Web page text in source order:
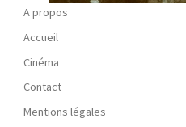
A propos
Accueil
Cinéma
Contact
Mentions légales